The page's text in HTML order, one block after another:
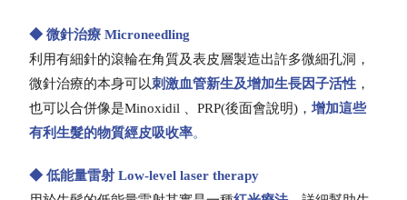
◆ 微針治療 Microneedling
利用有細針的滾輪在角質及表皮層製造出許多微細孔洞，
微針治療的本身可以刺激血管新生及增加生長因子活性 ，
也可以合併像是Minoxidil 、PRP(後面會說明)，增加這些
有利生髮的物質經皮吸收率。
◆ 低能量雷射 Low-level laser therapy